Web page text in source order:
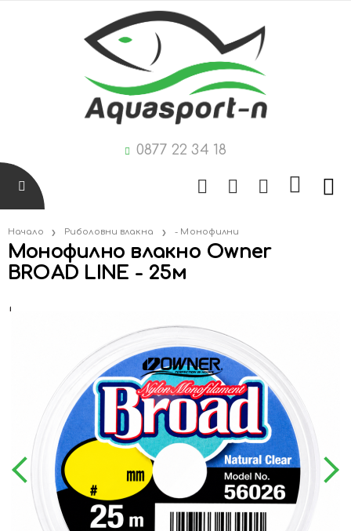
0877 22 34 18
Начало Риболовни влакна - Монофилни
Монофилно влакно Owner
BROAD LINE - 25м